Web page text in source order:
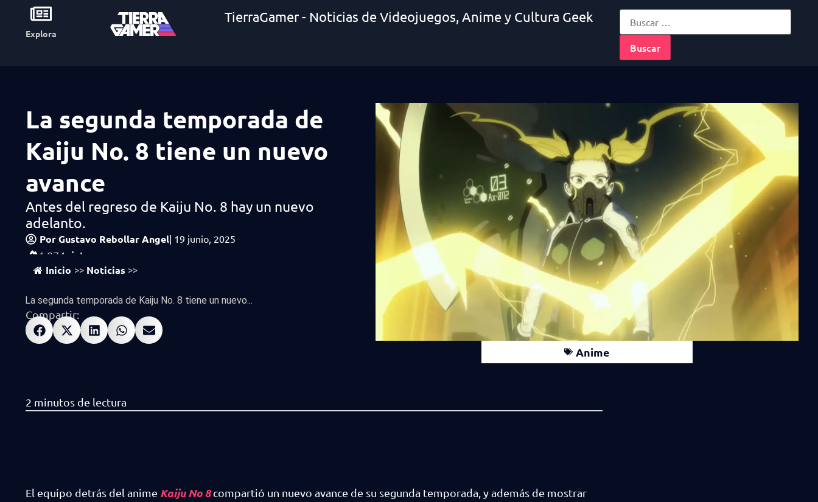
Explora
TierraGamer - Noticias de Videojuegos, Anime y Cultura Geek
La segunda temporada de
Kaiju No. 8 tiene un nuevo
avance
Antes del regreso de Kaiju No. 8 hay un nuevo
adelanto.
PorGustavo Rebollar Angel| 19 junio, 2025
1,874 vistas
Inicio >> Noticias >>
La segunda temporada de Kaiju No. 8 tiene un nuevo...
Compartir:
Anime
El equipo detrás del anime Kaiju No 8compartió un nuevo avance de su segunda temporada, y además de mostrar